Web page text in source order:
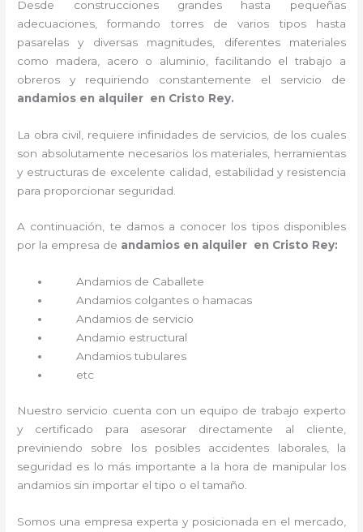
Desde construcciones grandes hasta pequeñas
adecuaciones, formando torres de varios tipos hasta
pasarelas y diversas magnitudes, diferentes materiales
como madera, acero o aluminio, facilitando el trabajo a
obreros y requiriendo constantemente el servicio de
andamios en alquiler en Cristo Rey.
La obra civil, requiere infinidades de servicios, de los cuales
son absolutamente necesarios los materiales, herramientas
y estructuras de excelente calidad, estabilidad y resistencia
para proporcionar seguridad.
A continuación, te damos a conocer los tipos disponibles
por la empresa de andamios en alquiler en Cristo Rey:
Andamios de Caballete
Andamios colgantes o hamacas
Andamios de servicio
Andamio estructural
Andamios tubulares
etc
Nuestro servicio cuenta con un equipo de trabajo experto
y certificado para asesorar directamente al cliente,
previniendo sobre los posibles accidentes laborales, la
seguridad es lo más importante a la hora de manipular los
andamios sin importar el tipo o el tamaño.
Somos una empresa experta y posicionada en el mercado,